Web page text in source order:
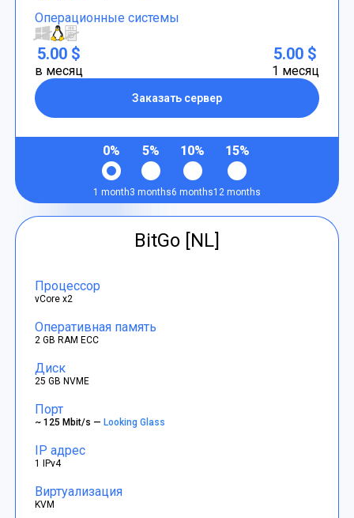
Операционные системы
5.00 $
в месяц
Заказать сервер
5.00 $
1 месяц
0%
1 month
5%
3 months
10%
6 months
15%
12 months
BitGo [NL]
Процессор
vCore x2
Оперативная память
2 GB RAM ECC
Диск
25 GB NVME
Порт
~ 125 Mbit/s —Looking Glass
IP адрес
1 IPv4
Виртуализация
KVM